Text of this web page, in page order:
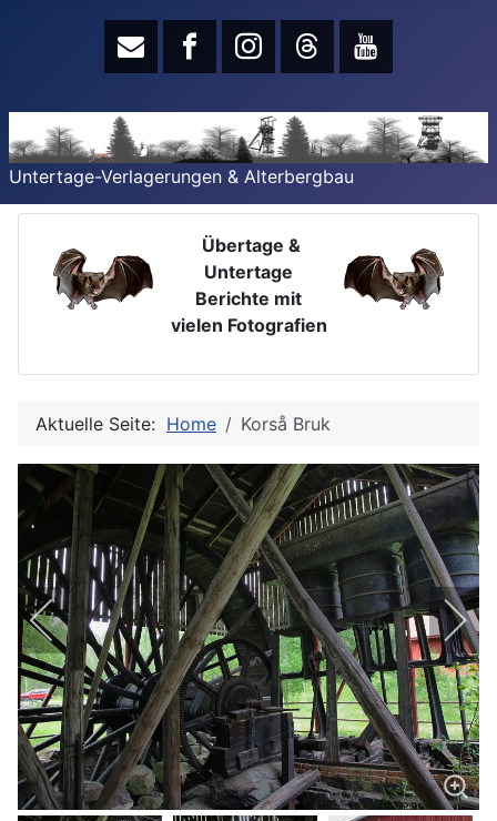
Untertage-Verlagerungen & Alterbergbau
Übertage &
Untertage
Berichte mit
vielen Fotografien
Aktuelle Seite: Home Korså Bruk